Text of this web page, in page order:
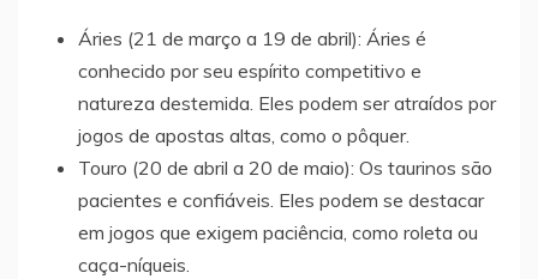
Áries (21 de março a 19 de abril): Áries é
conhecido por seu espírito competitivo e
natureza destemida. Eles podem ser atraídos por
jogos de apostas altas, como o pôquer.
Touro (20 de abril a 20 de maio): Os taurinos são
pacientes e confiáveis. Eles podem se destacar
em jogos que exigem paciência, como roleta ou
caça-níqueis.